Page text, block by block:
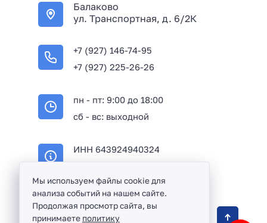
Балаково
ул. Транспортная, д. 6/2К
+7 (927) 146-74-95
+7 (927) 225-26-26
пн - пт: 9:00 до 18:00
сб - вс: выходной
ИНН 643924940324
Оптовая продажа сантехники и комплектующих
Мы используем файлы cookie для
анализа событий на нашем сайте.
Продолжая просмотр сайта, вы
принимаете политику